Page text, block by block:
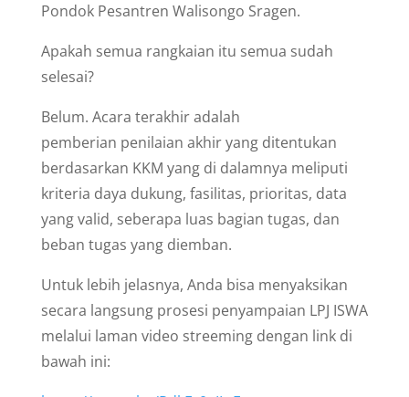
Pondok Pesantren Walisongo Sragen.
Apakah semua rangkaian itu semua sudah
selesai?
Belum. Acara terakhir adalah
pemberian penilaian akhir yang ditentukan
berdasarkan KKM yang di dalamnya meliputi
kriteria daya dukung, fasilitas, prioritas, data
yang valid, seberapa luas bagian tugas, dan
beban tugas yang diemban.
Untuk lebih jelasnya, Anda bisa menyaksikan
secara langsung prosesi penyampaian LPJ ISWA
melalui laman video streeming dengan link di
bawah ini: